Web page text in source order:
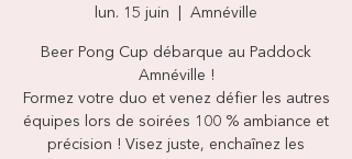
lun. 15 juin Amnéville
Beer Pong Cup débarque au Paddock
Amnéville !
Formez votre duo et venez défier les autres
équipes lors de soirées 100 % ambiance et
précision ! Visez juste, enchaînez les